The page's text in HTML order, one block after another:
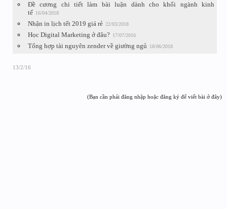
Đề cương chi tiết làm bài luận dành cho khối ngành kinh
tế 16/04/2018
Nhận in lịch tết 2019 giá rẻ 22/03/2018
Học Digital Marketing ở đâu? 17/07/2016
Tổng hợp tài nguyên zender về giường ngủ 18/06/2018
13/2/16
(Bạn cần phải đăng nhập hoặc đăng ký để viết bài ở đây)